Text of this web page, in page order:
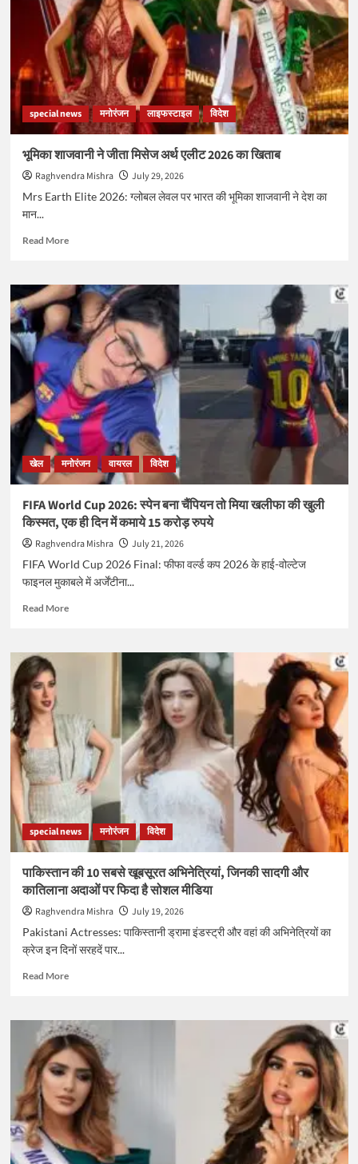
इंटरनेशनल
वॉन्टेड
घोषित,
FSB
का
गंभीर
आरोप
special news मनोरंजन लाइफस्टाइल विदेश
भूमिका शाजवानी ने जीता मिसेज अर्थ एलीट 2026 का खिताब
Raghvendra Mishra
July 29, 2026
Mrs Earth Elite 2026: ग्लोबल लेवल पर भारत की भूमिका शाजवानी ने देश का
मान...
Read MoreRead
भूमिका
शाजवानी
ने
जीता
मिसेज
अर्थ
एलीट
2026
का
खिताब
खेल मनोरंजन वायरल विदेश
FIFA World Cup 2026: स्पेन बना चैंपियन तो मिया खलीफा की खुली
किस्मत, एक ही दिन में कमाये 15 करोड़ रुपये
Raghvendra Mishra
July 21, 2026
FIFA World Cup 2026 Final: फीफा वर्ल्ड कप 2026 के हाई-वोल्टेज
फाइनल मुकाबले में अर्जेंटीना...
Read MoreRead
FIFA
स्पेन
बना
चैंपियन
तो
मिया
खलीफा
खुली
किस्मत,
दिन
में
कमाये
करोड़
रुपये
special news मनोरंजन विदेश
पाकिस्तान की 10 सबसे खूबसूरत अभिनेत्रियां, जिनकी सादगी और
कातिलाना अदाओं पर फिदा है सोशल मीडिया
Raghvendra Mishra
July 19, 2026
Pakistani Actresses: पाकिस्तानी ड्रामा इंडस्ट्री और वहां की अभिनेत्रियों का
क्रेज इन दिनों सरहदें पार...
Read MoreRead
पाकिस्तान
की
10
सबसे
खूबसूरत
अभिनेत्रियां,
जिनकी
सादगी
और
कातिलाना